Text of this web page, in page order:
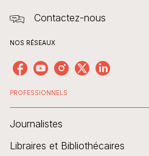
Contactez-nous
NOS RÉSEAUX
PROFESSIONNELS
Journalistes
Libraires et Bibliothécaires